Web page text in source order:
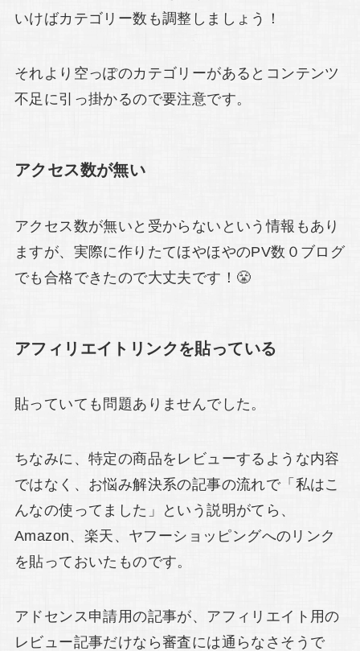
いけばカテゴリー数も調整しましょう！
それより空っぽのカテゴリーがあるとコンテンツ
不足に引っ掛かるので要注意です。
アクセス数が無い
アクセス数が無いと受からないという情報もあり
ますが、実際に作りたてほやほやのPV数０ブログ
でも合格できたので大丈夫です！😤
アフィリエイトリンクを貼っている
貼っていても問題ありませんでした。
ちなみに、特定の商品をレビューするような内容
ではなく、お悩み解決系の記事の流れで「私はこ
んなの使ってました」という説明がてら、
Amazon、楽天、ヤフーショッピングへのリンク
を貼っておいたものです。
アドセンス申請用の記事が、アフィリエイト用の
レビュー記事だけなら審査には通らなさそうで